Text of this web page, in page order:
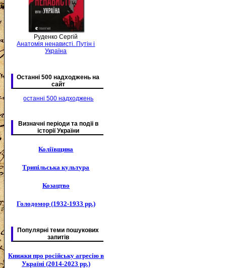
Руденко Сергій
Анатомія ненависті. Путін і
Україна
Останні 500 надходжень на
сайт
останні 500 надходжень
Визначні періоди та подіі в
історії України
Коліївщина
Трипільська культура
Козацтво
Голодомор (1932-1933 рр.)
Популярні теми пошукових
запитів
Книжки про російську агресію в
Україні (2014-2023 рр.)